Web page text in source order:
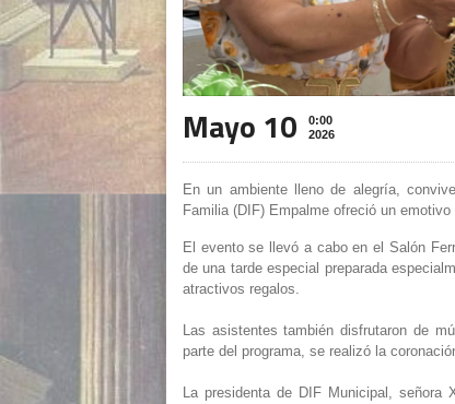
Mayo 10
0:00
2026
En un ambiente lleno de alegría,
Familia (DIF) Empalme ofreció un
El evento se llevó a cabo en el Salón
de una tarde especial preparada
atractivos regalos.
Las asistentes también disfrutaron de
parte del programa, se realizó la
La presidenta de DIF Municipal,